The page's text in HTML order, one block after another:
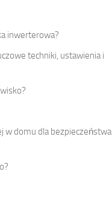
inwerterowa?
techniki, ustawienia i
w domu dla bezpieczeństwa